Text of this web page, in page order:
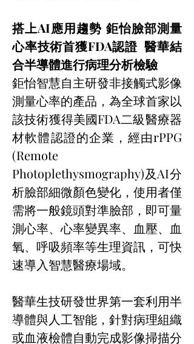
搭上AI應用趨勢 鉅怡臉部測量
心率技術首獲FDA認證  醫華結
合半導體進行病理分析檢驗
鉅怡智慧自主研發非接觸式影像
測量心率的產品，為全球首家以
該技術獲得美國FDA二級醫療器
材軟體認證的企業，經由rPPG
(Remote
Photoplethysmography)及AI分
析臉部細微顏色變化，使用者僅
需將一般鏡頭對準臉部，即可量
測心率、心率變異率、血壓、血
氧、呼吸頻率等生理資訊，可快
速導入智慧醫療場域。
醫華生技研發世界第一套利用半
導體與人工智能，針對病理組織
或血液檢體自動完成影像掃描分